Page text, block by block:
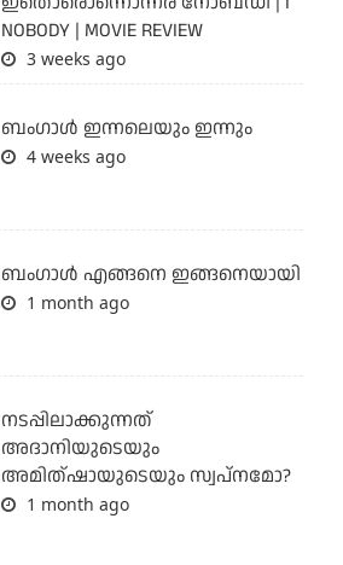
NOBODY | MOVIE REVIEW
3 weeks ago
ബംഗാള്‍ ഇന്നലെയും ഇന്നും
4 weeks ago
ബം​ഗാൾ എങ്ങനെ ഇങ്ങനെയായി
1 month ago
നടപ്പിലാക്കുന്നത്
അദാനിയുടെയും
അമിത്ഷായുടെയും സ്വപ്നമോ?
1 month ago